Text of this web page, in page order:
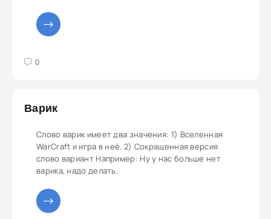
0
5
Варик
Слово варик имеет два значения: 1) Вселенная
WarCraft и игра в неё. 2) Сокращенная версия
слово вариант Например: Ну у нас больше нет
варика, надо делать.